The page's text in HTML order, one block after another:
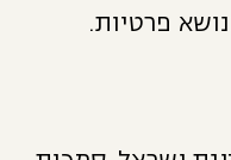
פרטיות.